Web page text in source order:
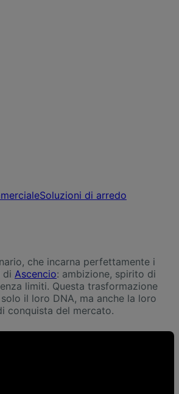
Soluzioni di arredo
che incarna perfettamente i
di Ascencio: ambizione, spirito di
limiti. Questa trasformazione
il loro DNA, ma anche la loro
conquista del mercato.